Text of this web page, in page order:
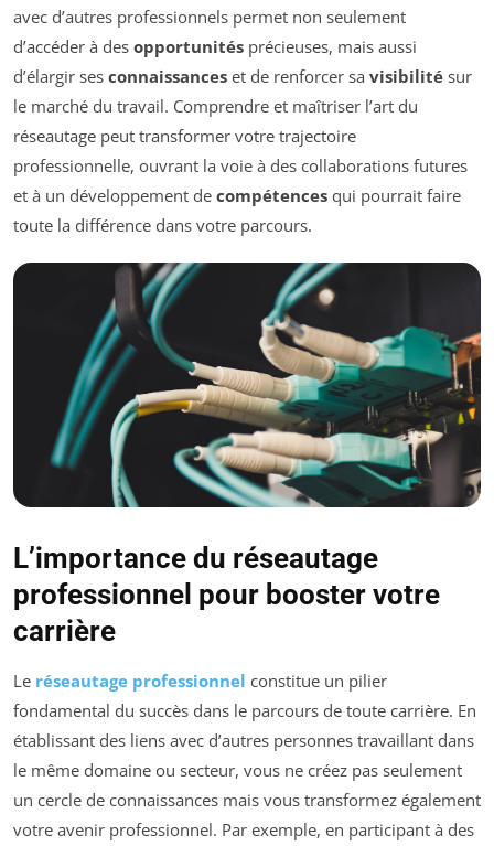
avec d’autres professionnels permet non seulement
d’accéder à des opportunités précieuses, mais aussi
d’élargir ses connaissances et de renforcer sa visibilité sur
le marché du travail. Comprendre et maîtriser l’art du
réseautage peut transformer votre trajectoire
professionnelle, ouvrant la voie à des collaborations futures
et à un développement de compétences qui pourrait faire
toute la différence dans votre parcours.
L’importance du réseautage
professionnel pour booster votre
carrière
Le réseautage professionnel constitue un pilier
fondamental du succès dans le parcours de toute carrière. En
établissant des liens avec d’autres personnes travaillant dans
le même domaine ou secteur, vous ne créez pas seulement
un cercle de connaissances mais vous transformez également
votre avenir professionnel. Par exemple, en participant à des